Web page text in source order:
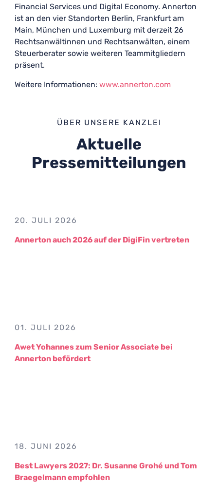
Financial Services und Digital Economy. Annerton
ist an den vier Standorten Berlin, Frankfurt am
Main, München und Luxemburg mit derzeit 26
Rechtsanwältinnen und Rechtsanwälten, einem
Steuerberater sowie weiteren Teammitgliedern
präsent.
Weitere Informationen: www.annerton.com
ÜBER UNSERE KANZLEI
Aktuelle
Pressemitteilungen
20. JULI 2026
Annerton auch 2026 auf der DigiFin vertreten
01. JULI 2026
Awet Yohannes zum Senior Associate bei
Annerton befördert
18. JUNI 2026
Best Lawyers 2027: Dr. Susanne Grohé und Tom
Braegelmann empfohlen